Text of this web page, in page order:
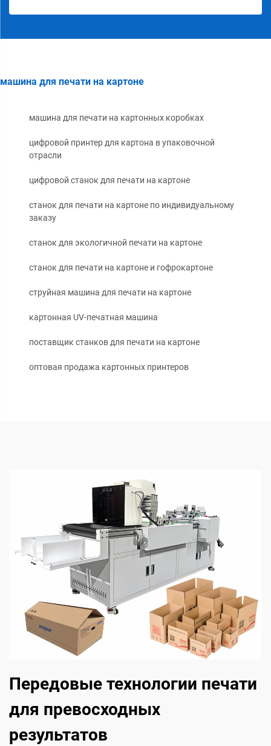
машина для печати на картоне
машина для печати на картонных коробках
цифровой принтер для картона в упаковочной
отрасли
цифровой станок для печати на картоне
станок для печати на картоне по индивидуальному
заказу
станок для экологичной печати на картоне
станок для печати на картоне и гофрокартоне
струйная машина для печати на картоне
картонная UV-печатная машина
поставщик станков для печати на картоне
оптовая продажа картонных принтеров
Передовые технологии печати
для превосходных
результатов